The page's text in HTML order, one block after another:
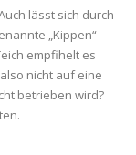
lässt sich durch
„Kippen“
empfihelt es
nicht auf eine
betrieben wird?